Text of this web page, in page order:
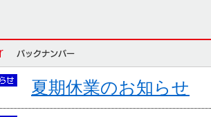
夏期休業のお知らせ